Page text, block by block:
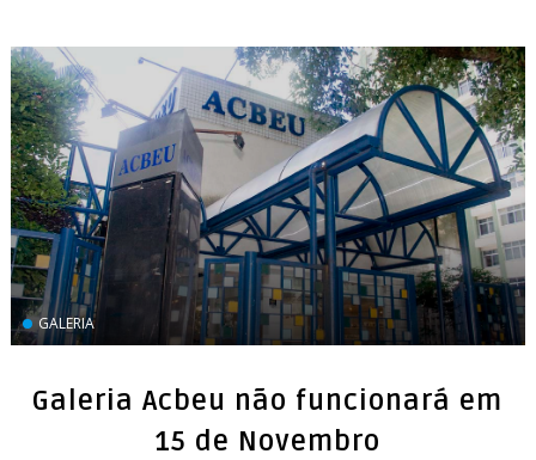
GALERIA
Galeria Acbeu não funcionará em
15 de Novembro